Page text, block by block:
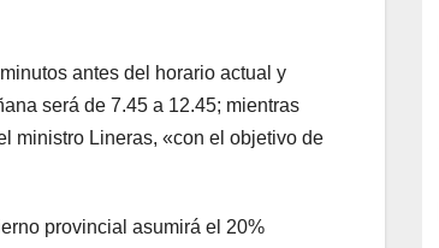
antes del horario actual y
será de 7.45 a 12.45; mientras
ministro Lineras, «con el objetivo de
provincial asumirá el 20%